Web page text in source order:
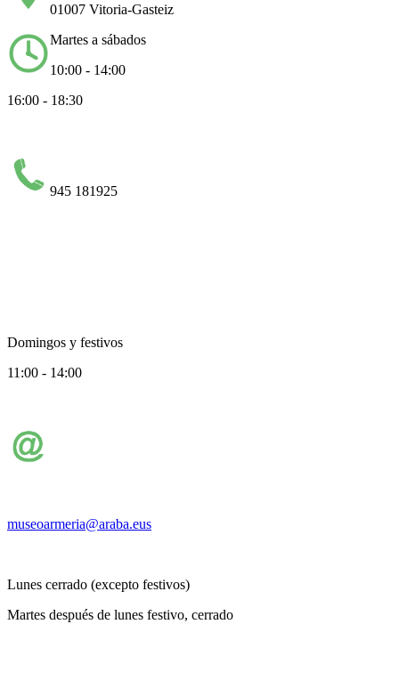
01007 Vitoria-Gasteiz
Martes a sábados
10:00 - 14:00
16:00 - 18:30
945 181925
Domingos y festivos
11:00 - 14:00
museoarmeria@araba.eus
Lunes cerrado (excepto festivos)
Martes después de lunes festivo, cerrado